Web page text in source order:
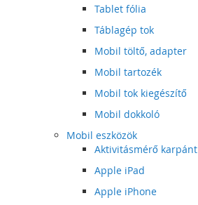
Tablet fólia
Táblagép tok
Mobil töltő, adapter
Mobil tartozék
Mobil tok kiegészítő
Mobil dokkoló
Mobil eszközök
Aktivitásmérő karpánt
Apple iPad
Apple iPhone